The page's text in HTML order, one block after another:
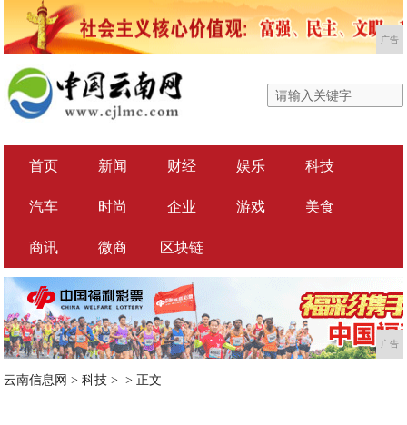
广告
首页 新闻 财经 娱乐 科技
汽车 时尚 企业 游戏 美食
商讯 微商 区块链
广告
云南信息网 >科技 > > 正文